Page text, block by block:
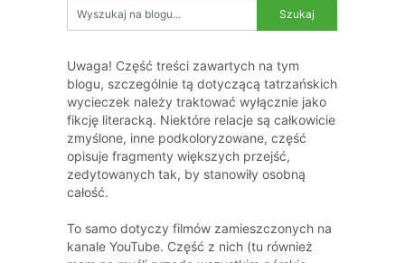
Uwaga! Część treści zawartych na tym
blogu, szczególnie tą dotyczącą tatrzańskich
wycieczek należy traktować wyłącznie jako
fikcję literacką. Niektóre relacje są całkowicie
zmyślone, inne podkoloryzowane, część
opisuje fragmenty większych przejść,
zedytowanych tak, by stanowiły osobną
całość.
To samo dotyczy filmów zamieszczonych na
kanale YouTube. Część z nich (tu również